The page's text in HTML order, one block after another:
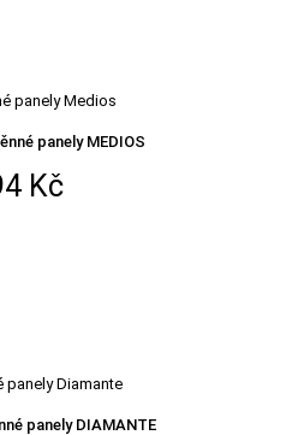
panely MEDIOS
Kč
panely DIAMANTE